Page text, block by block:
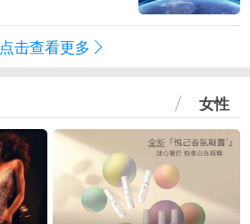
点击查看更多
女性